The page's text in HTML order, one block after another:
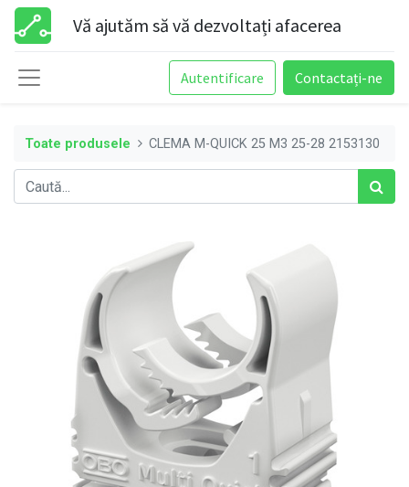
Vă ajutăm să vă dezvoltați afacerea
Autentificare Contactați-ne
Toate produsele CLEMA M-QUICK 25 M3 25-28 2153130